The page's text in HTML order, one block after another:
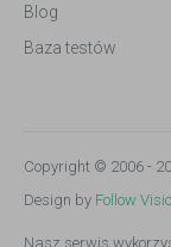
Blog
Baza testów
Copyright © 2006 -
Design by Follow
Nasz serwis